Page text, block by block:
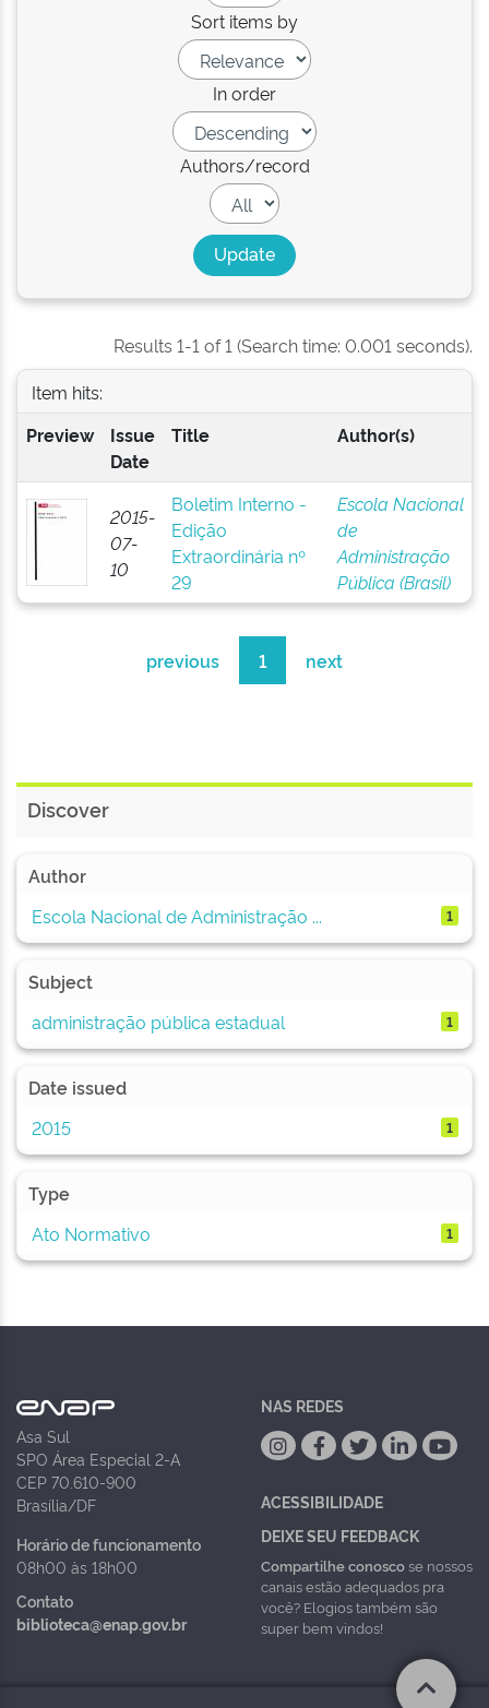
Sort items by
In order
Authors/record
Results 1-1 of 1 (Search time: 0.001 seconds).
Item hits:
Preview
Issue
Date
Title Author(s)
2015-
07-
10
Boletim Interno -
Edição
Extraordinária nº
29
Escola Nacional
de
Administração
Pública (Brasil)
previous 1 next
Discover
Author
Escola Nacional de Administração ...
1
Subject
administração pública estadual
1
Date issued
2015
1
Type
Ato Normativo
1
Asa Sul
SPO Área Especial 2-A
CEP 70.610-900
Brasília/DF
Horário de funcionamento
08h00 às 18h00
Contato
biblioteca@enap.gov.br
NAS REDES
ACESSIBILIDADE
DEIXE SEU FEEDBACK
Compartilhe conoscose nossos
canais estão adequados pra
você? Elogios também são
super bem vindos!